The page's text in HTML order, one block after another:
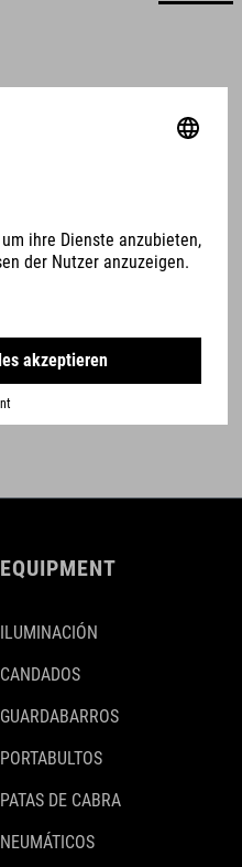
EQUIPMENT
ILUMINACIÓN
CANDADOS
GUARDABARROS
PORTABULTOS
PATAS DE CABRA
NEUMÁTICOS